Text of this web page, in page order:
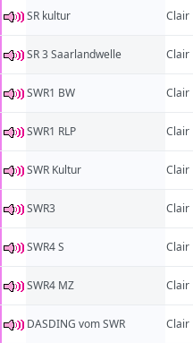
SR kultur Clair
SR 3 Saarlandwelle Clair
SWR1 BW Clair
SWR1 RLP Clair
SWR Kultur Clair
SWR3 Clair
SWR4 S Clair
SWR4 MZ Clair
DASDING vom SWR Clair